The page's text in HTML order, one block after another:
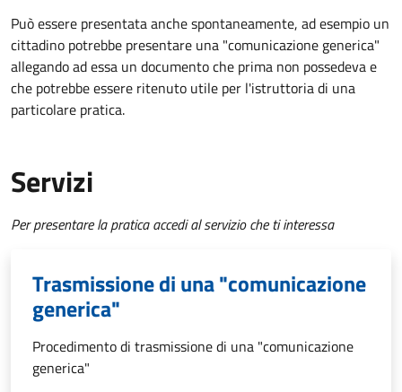
Può essere presentata anche spontaneamente, ad esempio un
cittadino potrebbe presentare una "comunicazione generica"
allegando ad essa un documento che prima non possedeva e
che potrebbe essere ritenuto utile per l'istruttoria di una
particolare pratica.
Servizi
Per presentare la pratica accedi al servizio che ti interessa
Trasmissione di una "comunicazione
generica"
Procedimento di trasmissione di una "comunicazione
generica"